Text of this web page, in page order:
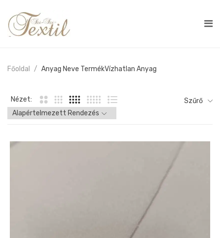
Főoldal Anyag Neve TermékVízhatlan Anyag
Nézet: Szűrő